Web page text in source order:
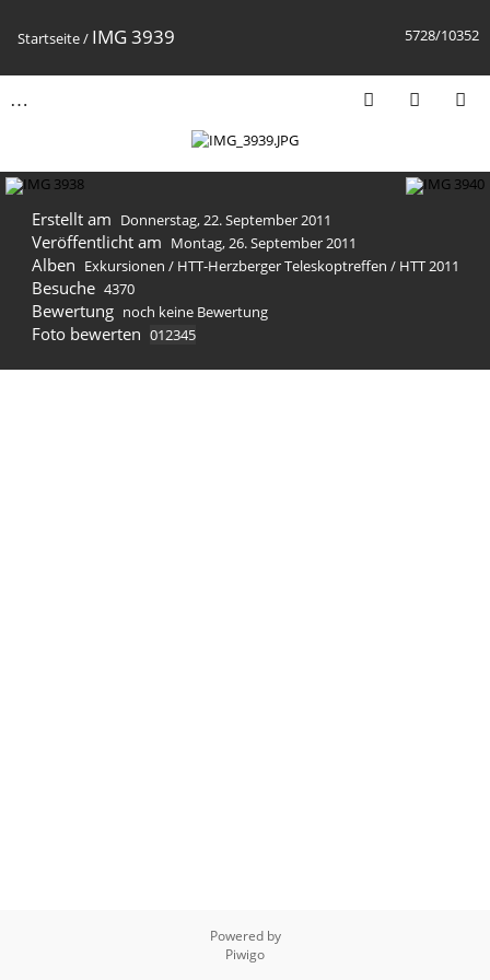
5728/10352
Startseite/ IMG 3939
Erstellt am Donnerstag, 22. September 2011
Veröffentlicht am Montag, 26. September 2011
Alben Exkursionen / HTT-Herzberger Teleskoptreffen / HTT 2011
Besuche 4370
Bewertung noch keine Bewertung
Foto bewerten
Powered by
Piwigo